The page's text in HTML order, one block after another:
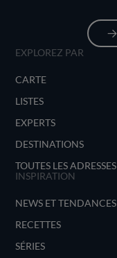
EXPLOREZ PAR
CARTE
LISTES
EXPERTS
DESTINATIONS
TOUTES LES ADRESSES
INSPIRATION
NEWS ET TENDANCES
RECETTES
SÉRIES